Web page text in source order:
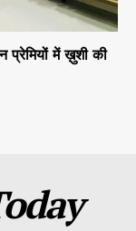
में ख़ुशी की